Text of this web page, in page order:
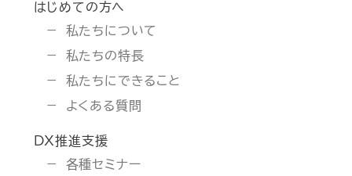
はじめての方へ
私たちについて
私たちの特長
私たちにできること
よくある質問
DX推進支援
各種セミナー